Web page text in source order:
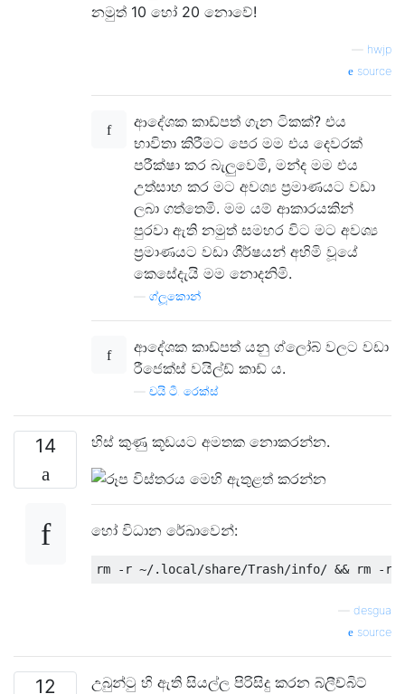
නමුත් 10 හෝ 20 නොවේ!
hwjp
source
ආදේශක කාඩ්පත් ගැන ටිකක්? එය
භාවිතා කිරීමට පෙර මම එය දෙවරක්
පරීක්ෂා කර බැලුවෙමි, මන්ද මම එය
උත්සාහ කර මට අවශ්‍ය ප්‍රමාණයට වඩා
ලබා ගත්තෙමි. මම යම් ආකාරයකින්
පුරවා ඇති නමුත් සමහර විට මට අවශ්‍ය
ප්‍රමාණයට වඩා ශීර්ෂයන් අහිමි වූයේ
කෙසේදැයි මම නොදනිමි.
ග්ලූකොන්
ආදේශක කාඩ්පත් යනු ග්ලෝබ් වලට වඩා
රීජෙක්ස් වයිල්ඩ් කාඩ් ය.
චයි ටී. රෙක්ස්
14 හිස් කුණු කූඩයට අමතක නොකරන්න.
හෝ විධාන රේඛාවෙන්:
desgua
source
12 උබුන්ටු හි ඇති සියල්ල පිරිසිදු කරන බ්ලීච්බිට්